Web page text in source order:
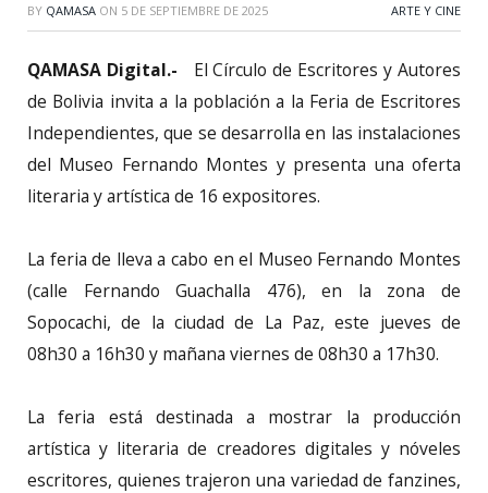
BY QAMASA ON 5 DE SEPTIEMBRE DE 2025 ARTE Y CINE
QAMASA Digital.-
El Círculo de Escritores y Autores
de Bolivia invita a la población a la Feria de Escritores
Independientes, que se desarrolla en las instalaciones
del Museo Fernando Montes y presenta una oferta
literaria y artística de 16 expositores.
La feria de lleva a cabo en el Museo Fernando Montes
(calle Fernando Guachalla 476), en la zona de
Sopocachi, de la ciudad de La Paz, este jueves de
08h30 a 16h30 y mañana viernes de 08h30 a 17h30.
La feria está destinada a mostrar la producción
artística y literaria de creadores digitales y nóveles
escritores, quienes trajeron una variedad de fanzines,